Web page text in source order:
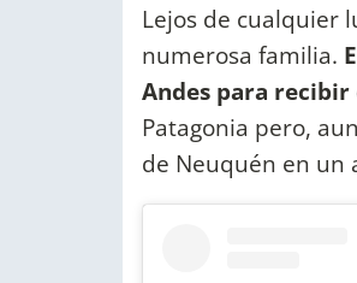
Lejos de cualquier
numerosa familia.
Andes para
Patagonia pero,
de Neuquén en un